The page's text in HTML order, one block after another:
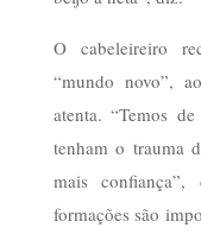
O cabeleireiro
“mundo novo”,
atenta. “Temos
tenham o trauma
mais
formações são